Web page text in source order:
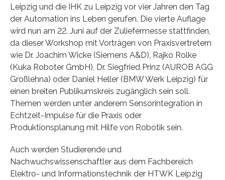
Leipzig und die IHK zu Leipzig vor vier Jahren den Tag
der Automation ins Leben gerufen. Die vierte Auflage
wird nun am 22. Juni auf der Zuliefermesse stattfinden,
da dieser Workshop mit Vorträgen von Praxisvertretern
wie Dr. Joachim Wicke (Siemens A&D), Rajko Rolke
(Kuka Roboter GmbH), Dr. Siegfried Prinz (AUROB AGG
Großlehna) oder Daniel Heller (BMW Werk Leipzig) für
einen breiten Publikumskreis zugänglich sein soll.
Themen werden unter anderem Sensorintegration in
Echtzeit-Impulse für die Praxis oder
Produktionsplanung mit Hilfe von Robotik sein.
Auch werden Studierende und
Nachwuchswissenschaftler aus dem Fachbereich
Elektro- und Informationstechnik der HTWK Leipzig